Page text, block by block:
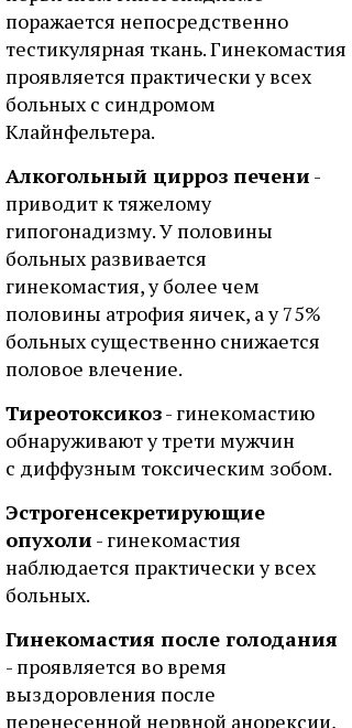
поражается непосредственно
тестикулярная ткань. Гинекомастия
проявляется практически у всех
больных с синдромом
Клайнфельтера.
Алкогольный цирроз печени -
приводит к тяжелому
гипогонадизму. У половины
больных развивается
гинекомастия, у более чем
половины атрофия яичек, а у 75%
больных существенно снижается
половое влечение.
Тиреотоксикоз- гинекомастию
обнаруживают у трети мужчин
с диффузным токсическим зобом.
Эстрогенсекретирующие
опухоли - гинекомастия
наблюдается практически у всех
больных.
Гинекомастия после голодания
- проявляется во время
выздоровления после
перенесенной нервной анорексии,